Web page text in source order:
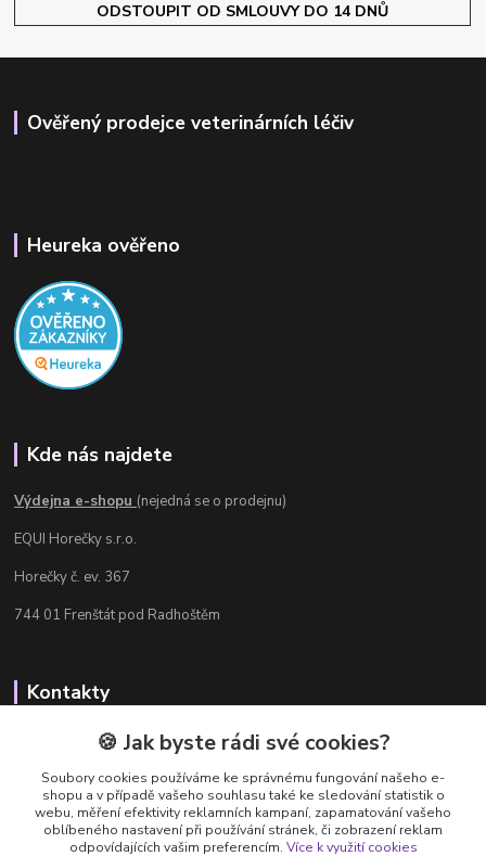
ODSTOUPIT OD SMLOUVY DO 14 DNŮ
Ověřený prodejce veterinárních léčiv
Heureka ověřeno
Kde nás najdete
Výdejna e-shopu (nejedná se o prodejnu)
EQUI Horečky s.r.o.
Horečky č. ev. 367
744 01 Frenštát pod Radhoštěm
Kontakty
Radka Chamrádová
+420 737 484 708
Výdejna e-shopu: Po-Ne, 8-20 hod.
info@equi-horecky.cz
🍪 Jak byste rádi své cookies?
Soubory cookies používáme ke správnému fungování našeho e-
shopu a v případě vašeho souhlasu také ke sledování statistik o
webu, měření efektivity reklamních kampaní, zapamatování vašeho
oblíbeného nastavení při používání stránek, či zobrazení reklam
odpovídajících vašim preferencím. Více k využití cookies